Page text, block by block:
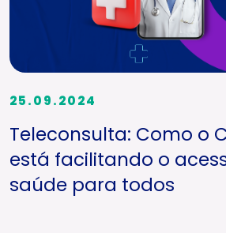
25.09.2024
Teleconsulta: Como o
está facilitando o
saúde para todos